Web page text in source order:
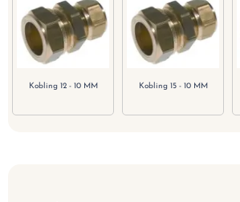
Kobling 12 - 10 MM Kobling 15 - 10 MM